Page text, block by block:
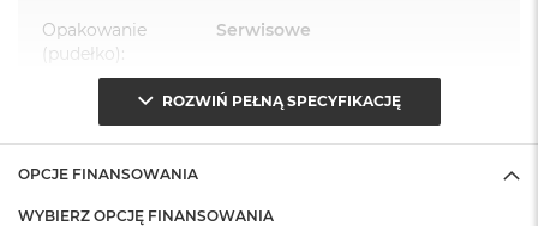
Opakowanie
(pudełko):
Serwisowe
ROZWIŃ PEŁNĄ SPECYFIKACJĘ
OPCJE FINANSOWANIA
WYBIERZ OPCJĘ FINANSOWANIA